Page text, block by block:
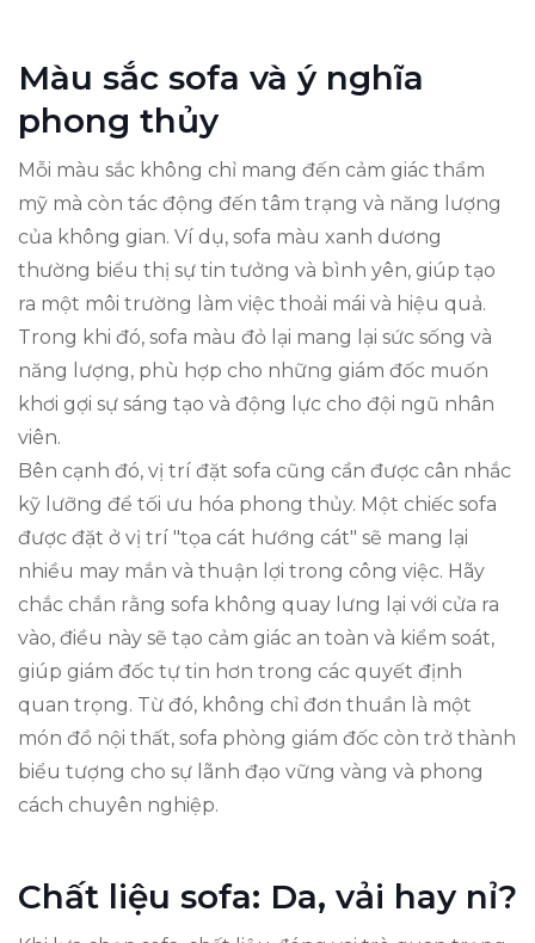
Màu sắc sofa và ý nghĩa
phong thủy
Mỗi màu sắc không chỉ mang đến cảm giác thẩm
mỹ mà còn tác động đến tâm trạng và năng lượng
của không gian. Ví dụ, sofa màu xanh dương
thường biểu thị sự tin tưởng và bình yên, giúp tạo
ra một môi trường làm việc thoải mái và hiệu quả.
Trong khi đó, sofa màu đỏ lại mang lại sức sống và
năng lượng, phù hợp cho những giám đốc muốn
khơi gợi sự sáng tạo và động lực cho đội ngũ nhân
viên.
Bên cạnh đó, vị trí đặt sofa cũng cần được cân nhắc
kỹ lưỡng để tối ưu hóa phong thủy. Một chiếc sofa
được đặt ở vị trí "tọa cát hướng cát" sẽ mang lại
nhiều may mắn và thuận lợi trong công việc. Hãy
chắc chắn rằng sofa không quay lưng lại với cửa ra
vào, điều này sẽ tạo cảm giác an toàn và kiểm soát,
giúp giám đốc tự tin hơn trong các quyết định
quan trọng. Từ đó, không chỉ đơn thuần là một
món đồ nội thất, sofa phòng giám đốc còn trở thành
biểu tượng cho sự lãnh đạo vững vàng và phong
cách chuyên nghiệp.
Chất liệu sofa: Da, vải hay nỉ?